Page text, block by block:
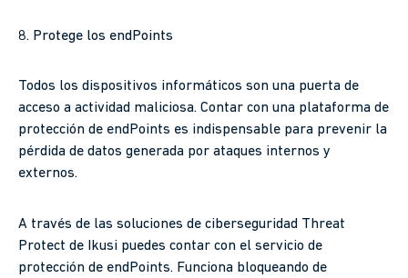
8. Protege los endPoints
Todos los dispositivos informáticos son una puerta de
acceso a actividad maliciosa. Contar con una plataforma de
protección de endPoints es indispensable para prevenir la
pérdida de datos generada por ataques internos y
externos.
A través de las soluciones de ciberseguridad Threat
Protect de Ikusi puedes contar con el servicio de
protección de endPoints. Funciona bloqueando de